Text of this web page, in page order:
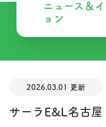
ニュース＆
ョン
2026.03.01 更新
サーラE&L名古